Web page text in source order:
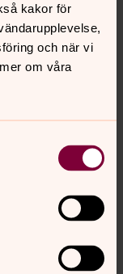
kakor för
och när vi
om våra